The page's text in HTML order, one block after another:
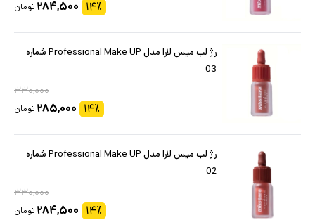
۱۴٪ ۲۸۴,۵۰۰ تومان
رژ لب میس لارا مدل Professional Make UP شماره
03
۳۳۰,۰۰۰
۱۴٪ ۲۸۵,۰۰۰ تومان
رژ لب میس لارا مدل Professional Make UP شماره
02
۳۳۰,۰۰۰
۱۴٪ ۲۸۴,۵۰۰ تومان